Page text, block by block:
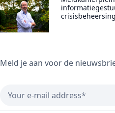
crisisbeheersing
Meld je aan voor de